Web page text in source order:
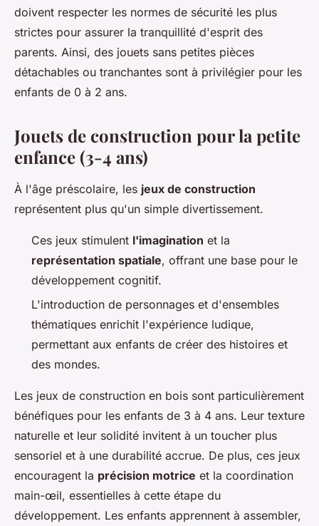
doivent respecter les normes de sécurité les plus
strictes pour assurer la tranquillité d'esprit des
parents. Ainsi, des jouets sans petites pièces
détachables ou tranchantes sont à privilégier pour les
enfants de 0 à 2 ans.
Jouets de construction pour la petite
enfance (3-4 ans)
À l'âge préscolaire, les jeux de construction
représentent plus qu'un simple divertissement.
Ces jeux stimulent l'imagination et la
représentation spatiale, offrant une base pour le
développement cognitif.
L'introduction de personnages et d'ensembles
thématiques enrichit l'expérience ludique,
permettant aux enfants de créer des histoires et
des mondes.
Les jeux de construction en bois sont particulièrement
bénéfiques pour les enfants de 3 à 4 ans. Leur texture
naturelle et leur solidité invitent à un toucher plus
sensoriel et à une durabilité accrue. De plus, ces jeux
encouragent la précision motrice et la coordination
main-œil, essentielles à cette étape du
développement. Les enfants apprennent à assembler,